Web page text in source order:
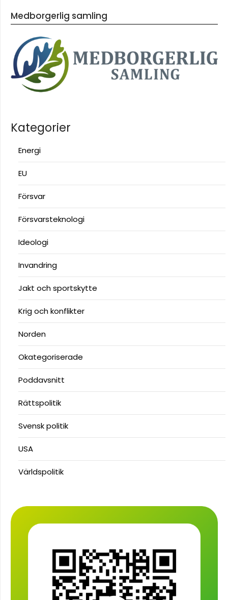
Medborgerlig samling
Kategorier
Energi
EU
Försvar
Försvarsteknologi
Ideologi
Invandring
Jakt och sportskytte
Krig och konflikter
Norden
Okategoriserade
Poddavsnitt
Rättspolitik
Svensk politik
USA
Världspolitik